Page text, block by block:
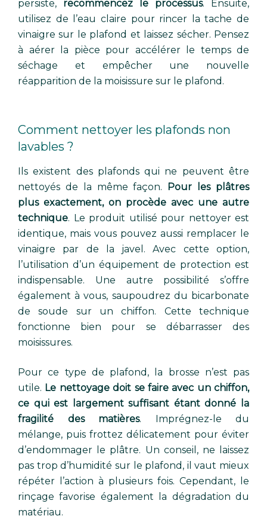
persiste, recommencez le processus. Ensuite,
utilisez de l’eau claire pour rincer la tache de
vinaigre sur le plafond et laissez sécher. Pensez
à aérer la pièce pour accélérer le temps de
séchage et empêcher une nouvelle
réapparition de la moisissure sur le plafond.
Comment nettoyer les plafonds non
lavables ?
Ils existent des plafonds qui ne peuvent être
nettoyés de la même façon.
Pour les plâtres
plus exactement, on procède avec une autre
technique. Le produit utilisé pour nettoyer est
identique, mais vous pouvez aussi remplacer le
vinaigre par de la javel. Avec cette option,
l’utilisation d’un équipement de protection est
indispensable. Une autre possibilité s’offre
également à vous, saupoudrez du bicarbonate
de soude sur un chiffon. Cette technique
fonctionne bien pour se débarrasser des
moisissures.
Pour ce type de plafond, la brosse n’est pas
utile. Le nettoyage doit se faire avec un chiffon,
ce qui est largement suffisant étant donné la
fragilité des matières. Imprégnez-le du
mélange, puis frottez délicatement pour éviter
d’endommager le plâtre. Un conseil, ne laissez
pas trop d’humidité sur le plafond, il vaut mieux
répéter l’action à plusieurs fois. Cependant, le
rinçage favorise également la dégradation du
matériau.